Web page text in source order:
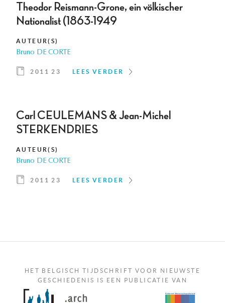
Theodor Reismann-Grone, ein völkischer
Nationalist (1863-1949
AUTEUR(S)
Bruno DE CORTE
2011 23 LEES VERDER
Carl CEULEMANS & Jean-Michel
STERKENDRIES
AUTEUR(S)
Bruno DE CORTE
2011 23 LEES VERDER
HET BELGISCH TIJDSCHRIFT VOOR NIEUWSTE
GESCHIEDENIS IS EEN PUBLICATIE VAN